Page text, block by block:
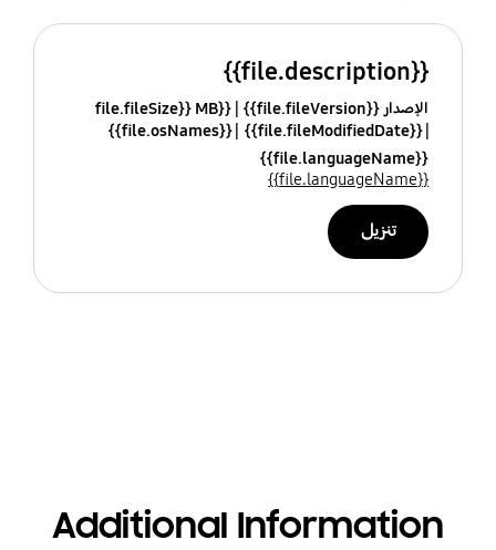
{{file.description}}
الإصدار {{file.fileVersion}}
{{file.fileSize}} MB
{{file.fileModifiedDate}}
{{file.osNames}}
{{file.languageName}}
{{file.languageName}}
تنزيل
Additional Information